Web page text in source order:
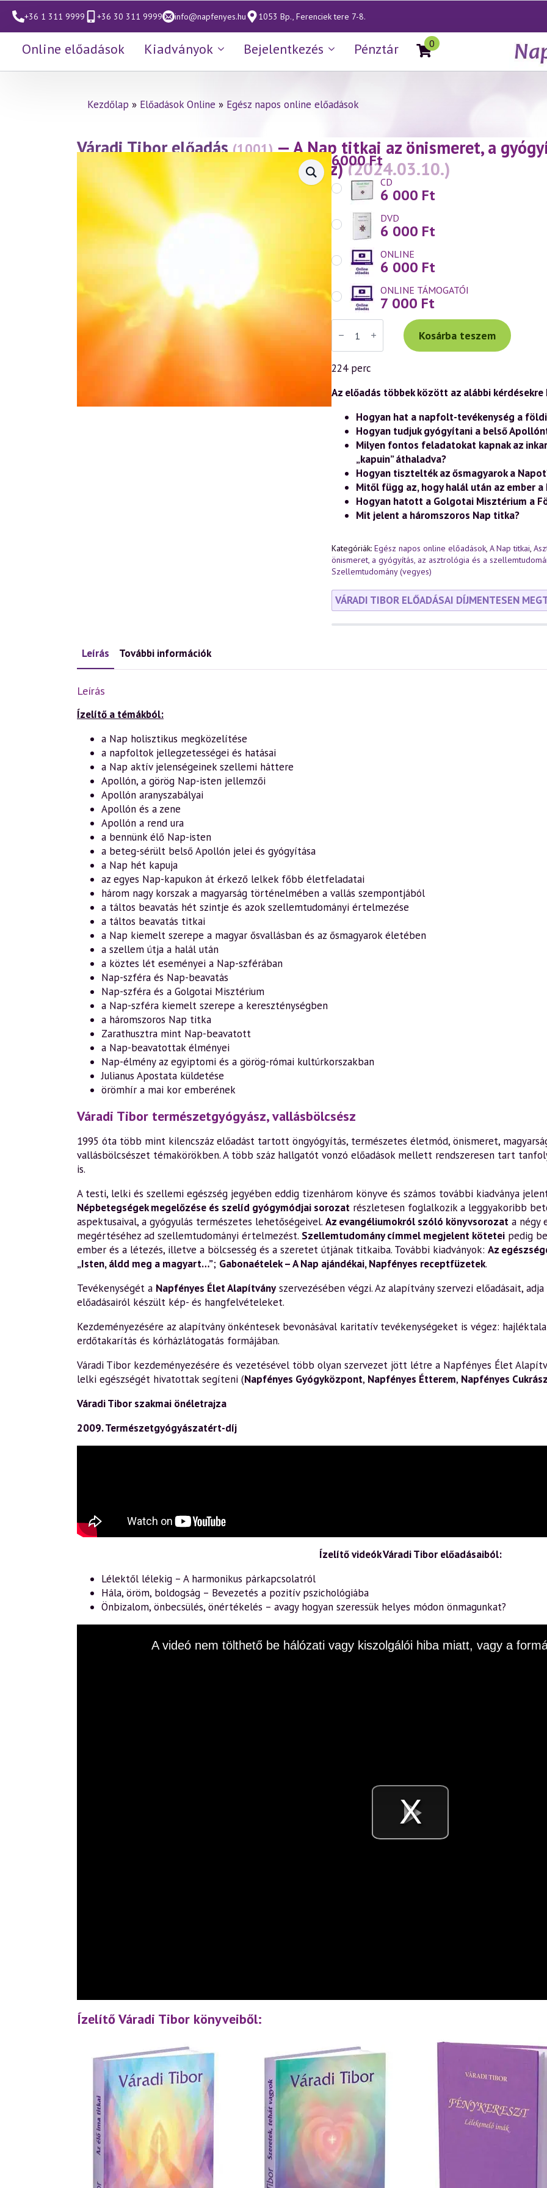
+36 1 311 9999 +36 30 311 9999 info@napfenyes.hu 1053 Bp., Ferenciek tere 7-8.
Online előadások Kiadványok Bejelentkezés Pénztár 0
Kezdőlap » Előadások Online » Egész napos online előadások
Váradi Tibor előadás (1001) — A Nap titkai az önismeret, a
szellemtudomány fényében (2. rész)(2024.03.10.)
6000Ft
CD
6 000 Ft
DVD
6 000 Ft
ONLINE
6 000 Ft
ONLINE TÁMOGATÓI
7 000 Ft
Váradi
Tibor
előadás
(1001)
—
A
titkai
önismeret,
gyógyítás,
asztrológia
szellemtudomány
fényében
(2024.03.10.)
Kosárba teszem
224 perc
Az előadás többek között az alábbi
Hogyan hat a napfolt-tevékenység a
Hogyan tudjuk gyógyítani a belső
Milyen fontos feladatokat kapnak az
„kapuin” áthaladva?
Hogyan tisztelték az ősmagyarok a
Mitől függ az, hogy halál után az ember
Hogyan hatott a Golgotai Misztérium a
Mit jelent a háromszoros Nap titka?
Kategóriák: Egész napos online előadások, A Nap titkai,
önismeret, a gyógyítás, az asztrológia és a
Szellemtudomány (vegyes)
VÁRADI TIBOR ELŐADÁSAI DÍJMENTESEN
Leírás További információk
Leírás
Ízelítő a témákból:
a Nap holisztikus megközelítése
a napfoltok jellegzetességei és hatásai
a Nap aktív jelenségeinek szellemi háttere
Apollón, a görög Nap-isten jellemzői
Apollón aranyszabályai
Apollón és a zene
Apollón a rend ura
a bennünk élő Nap-isten
a beteg-sérült belső Apollón jelei és gyógyítása
a Nap hét kapuja
az egyes Nap-kapukon át érkező lelkek főbb életfeladatai
három nagy korszak a magyarság történelmében a vallás szempontjából
a táltos beavatás hét szintje és azok szellemtudományi értelmezése
a táltos beavatás titkai
a Nap kiemelt szerepe a magyar ősvallásban és az ősmagyarok életében
a szellem útja a halál után
a köztes lét eseményei a Nap-szférában
Nap-szféra és Nap-beavatás
Nap-szféra és a Golgotai Misztérium
a Nap-szféra kiemelt szerepe a kereszténységben
a háromszoros Nap titka
Zarathusztra mint Nap-beavatott
a Nap-beavatottak élményei
Nap-élmény az egyiptomi és a görög-római kultúrkorszakban
Julianus Apostata küldetése
örömhír a mai kor emberének
Váradi Tibor természetgyógyász, vallásbölcsész
1995 óta több mint kilencszáz előadást tartott öngyógyítás, természetes életmód, önismeret,
vallásbölcsészet témakörökben. A több száz hallgatót vonzó előadások mellett rendszeresen tart
is.
A testi, lelki és szellemi egészség jegyében eddig tizenhárom könyve és számos további kiadványa
Népbetegségek megelőzése és szelíd gyógymódjai sorozat részletesen foglalkozik a leggyakoribb
aspektusaival, a gyógyulás természetes lehetőségeivel. Az evangéliumokról szóló könyvsorozat a négy
megértéséhez ad szellemtudományi értelmezést. Szellemtudomány címmel megjelent kötetei pedig
ember és a létezés, illetve a bölcsesség és a szeretet útjának titkaiba. További kiadványok: Az
„Isten, áldd meg a magyart…”; Gabonaételek – A Nap ajándékai,Napfényes receptfüzetek.
Tevékenységét a Napfényes Élet Alapítványszervezésében végzi. Az alapítvány szervezi előadásait,
előadásairól készült kép- és hangfelvételeket.
Kezdeményezésére az alapítvány önkéntesek bevonásával karitatív tevékenységeket is végez:
erdőtakarítás és kórházlátogatás formájában.
Váradi Tibor kezdeményezésére és vezetésével több olyan szervezet jött létre a Napfényes Élet
lelki egészségét hivatottak segíteni (Napfényes Gyógyközpont, Napfényes Étterem, Napfényes
Váradi Tibor szakmai önéletrajza
2009. Természetgyógyászatért-díj
Ízelítő videók Váradi Tibor előadásaiból:
Lélektől lélekig – A harmonikus párkapcsolatról
Hála, öröm, boldogság – Bevezetés a pozitív pszichológiába
Önbizalom, önbecsülés, önértékelés – avagy hogyan szeressük helyes módon önmagunkat?
Videó
A videó nem tölthető be hálózati vagy kiszolgálói hiba miatt, vagy a
Ízelítő Váradi Tibor könyveiből: